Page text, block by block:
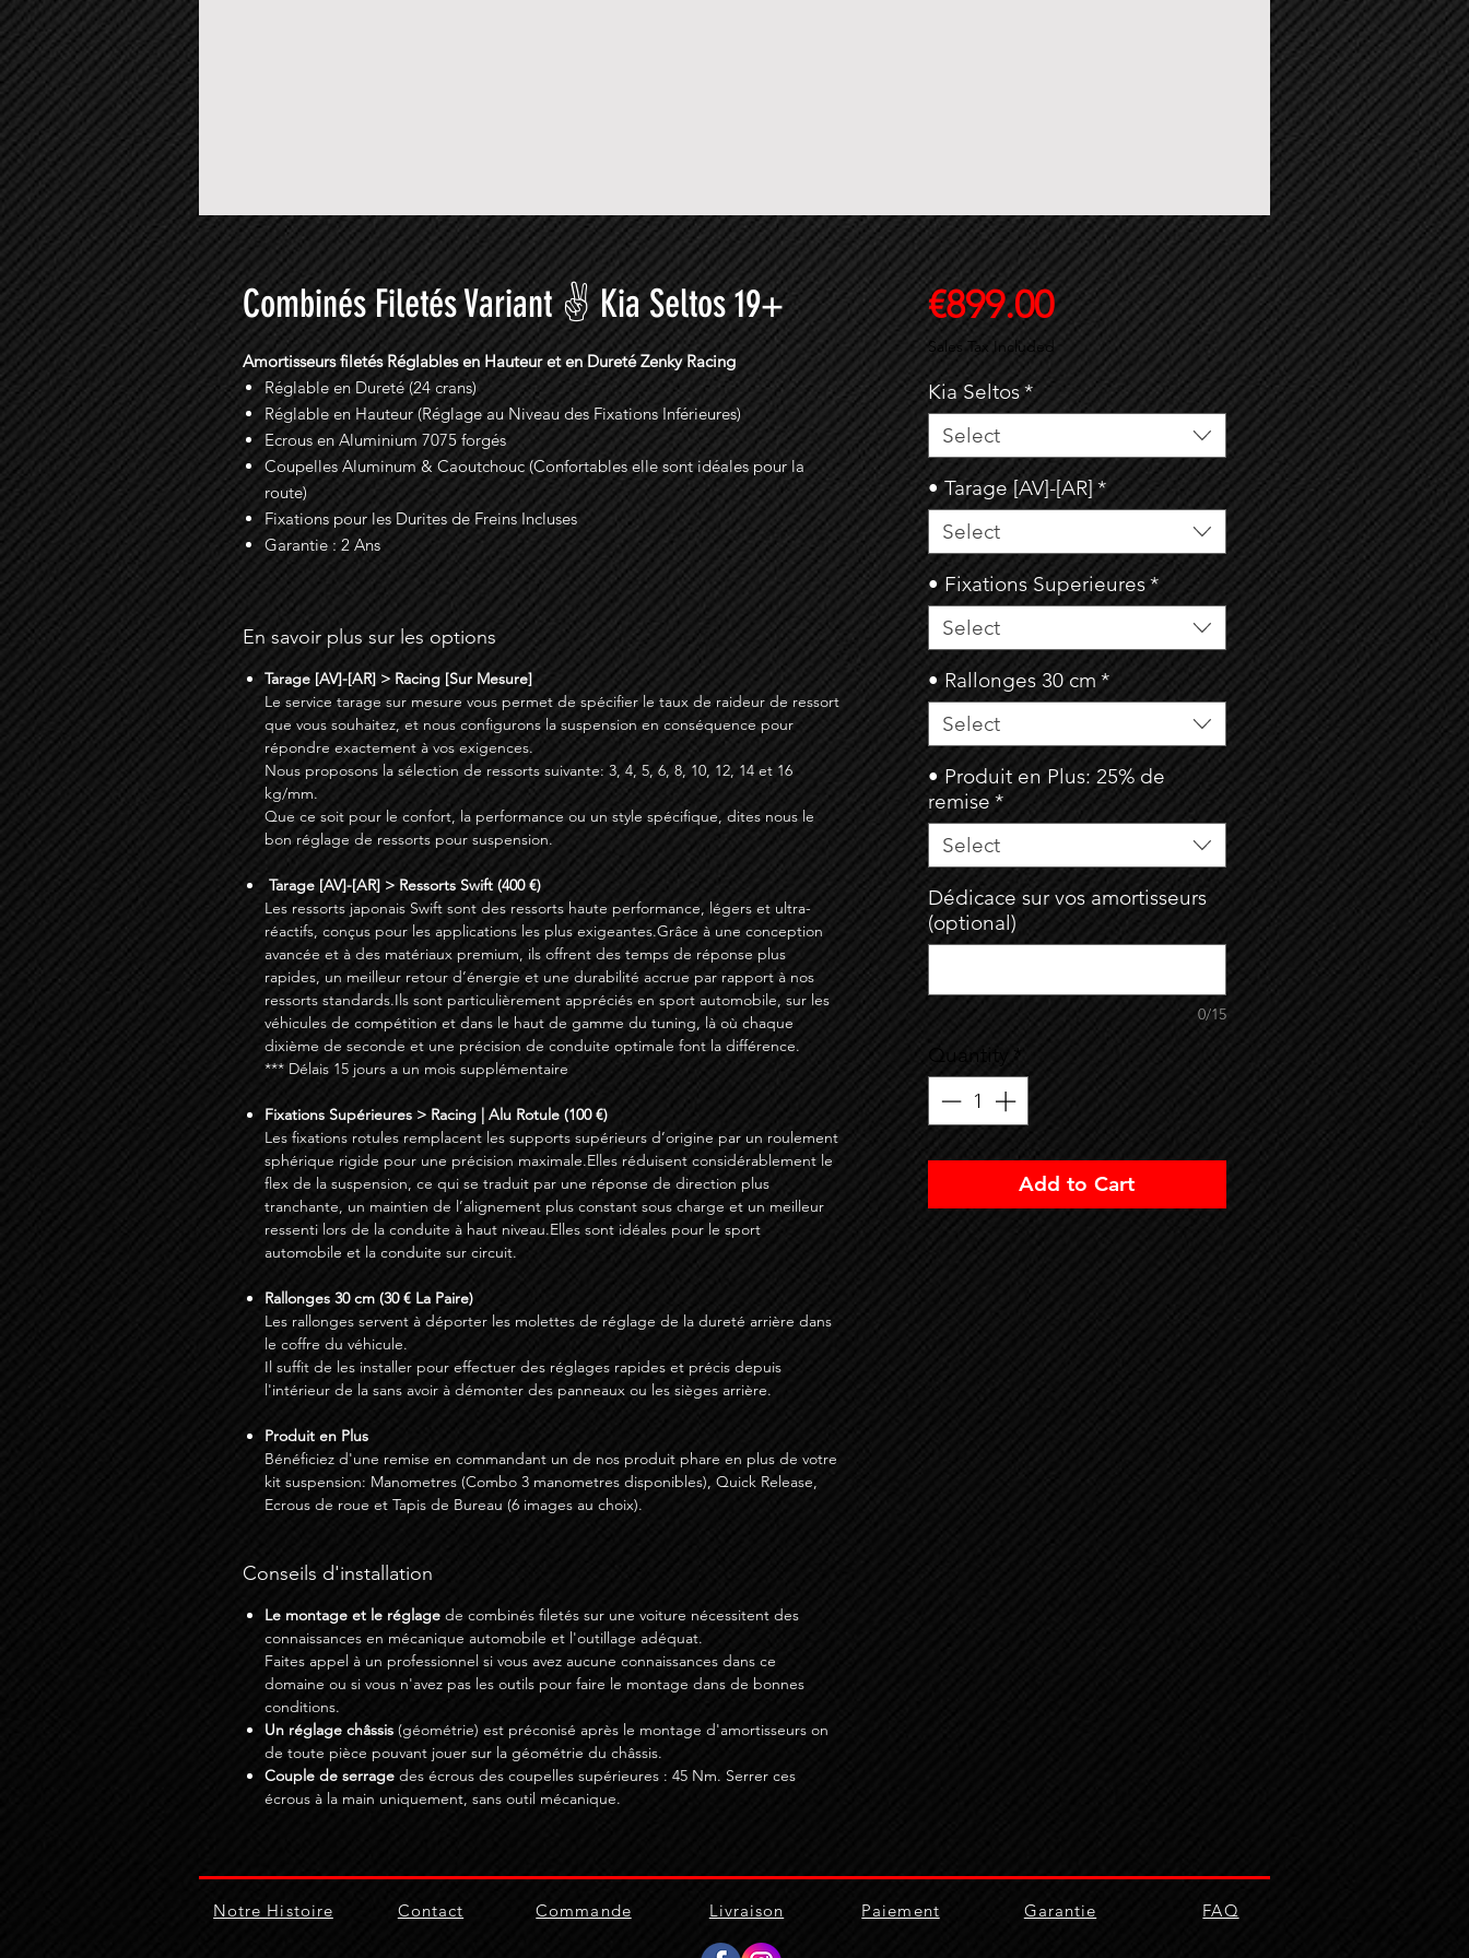
Combinés Filetés Variant ✌ Kia Seltos 19+
Amortisseurs filetés Réglables en Hauteur et en Dureté Zenky Racing
Réglable en Dureté (24 crans)
Réglable en Hauteur (Réglage au Niveau des Fixations Inférieures)
Ecrous en Aluminium 7075 forgés
Coupelles Aluminum & Caoutchouc (Confortables elle sont idéales pour la
route)
Fixations pour les Durites de Freins Incluses
Garantie : 2 Ans
En savoir plus sur les options
Tarage [AV]-[AR] > Racing [Sur Mesure]
Le service tarage sur mesure vous permet de spécifier le taux de raideur de ressort
que vous souhaitez, et nous configurons la suspension en conséquence pour
répondre exactement à vos exigences.
Nous proposons la sélection de ressorts suivante: 3, 4, 5, 6, 8, 10, 12, 14 et 16
kg/mm.
Que ce soit pour le confort, la performance ou un style spécifique, dites nous le
bon réglage de ressorts pour suspension.
Tarage [AV]-[AR] > Ressorts Swift (400 €)
Les ressorts japonais Swift sont des ressorts haute performance, légers et ultra-
réactifs, conçus pour les applications les plus exigeantes.Grâce à une conception
avancée et à des matériaux premium, ils offrent des temps de réponse plus
rapides, un meilleur retour d’énergie et une durabilité accrue par rapport à nos
ressorts standards.Ils sont particulièrement appréciés en sport automobile, sur les
véhicules de compétition et dans le haut de gamme du tuning, là où chaque
dixième de seconde et une précision de conduite optimale font la différence.
*** Délais 15 jours a un mois supplémentaire
Fixations Supérieures > Racing | Alu Rotule (100 €)
Les fixations rotules remplacent les supports supérieurs d’origine par un roulement
sphérique rigide pour une précision maximale.Elles réduisent considérablement le
flex de la suspension, ce qui se traduit par une réponse de direction plus
tranchante, un maintien de l’alignement plus constant sous charge et un meilleur
ressenti lors de la conduite à haut niveau.Elles sont idéales pour le sport
automobile et la conduite sur circuit.
Rallonges 30 cm (30 € La Paire)
Les rallonges servent à déporter les molettes de réglage de la dureté arrière dans
le coffre du véhicule.
Il suffit de les installer pour effectuer des réglages rapides et précis depuis
l'intérieur de la sans avoir à démonter des panneaux ou les sièges arrière.
Produit en Plus
Bénéficiez d'une remise en commandant un de nos produit phare en plus de votre
kit suspension: Manometres (Combo 3 manometres disponibles), Quick Release,
Ecrous de roue et Tapis de Bureau (6 images au choix).
Conseils d'installation
Le montage et le réglage de combinés filetés sur une voiture nécessitent des
connaissances en mécanique automobile et l'outillage adéquat.
Faites appel à un professionnel si vous avez aucune connaissances dans ce
domaine ou si vous n'avez pas les outils pour faire le montage dans de bonnes
conditions.
Un réglage châssis (géométrie) est préconisé après le montage d'amortisseurs on
de toute pièce pouvant jouer sur la géométrie du châssis.
Couple de serrage des écrous des coupelles supérieures : 45 Nm. Serrer ces
écrous à la main uniquement, sans outil mécanique.
€899.00Price
Sales Tax Included
Kia Seltos*
Select
• Tarage [AV]-[AR] *
Select
• Fixations Superieures*
Select
• Rallonges 30 cm *
Select
• Produit en Plus: 25% de
remise *
Select
Dédicace sur vos amortisseurs
(optional)
0/15
Quantity *
Add to Cart
Notre Histoire Contact Commande Livraison Paiement Garantie FAQ